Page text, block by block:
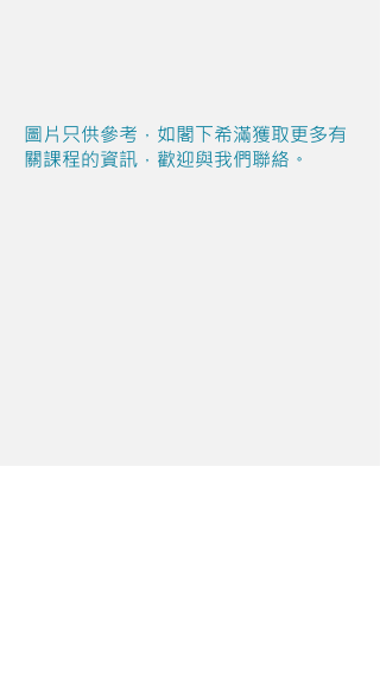
圖片只供參考，如閣下希滿獲取更多有
關課程的資訊，歡迎與我們聯絡。